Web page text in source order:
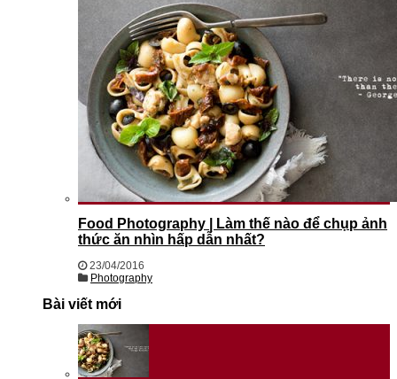
Food Photography | Làm thế nào để chụp ảnh
thức ăn nhìn hấp dẫn nhất?
23/04/2016
Photography
Bài viết mới